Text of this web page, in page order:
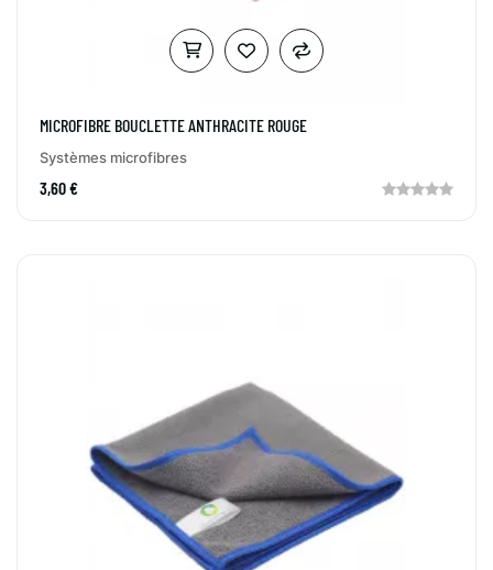
MICROFIBRE BOUCLETTE ANTHRACITE ROUGE
Systèmes microfibres
3,60 €